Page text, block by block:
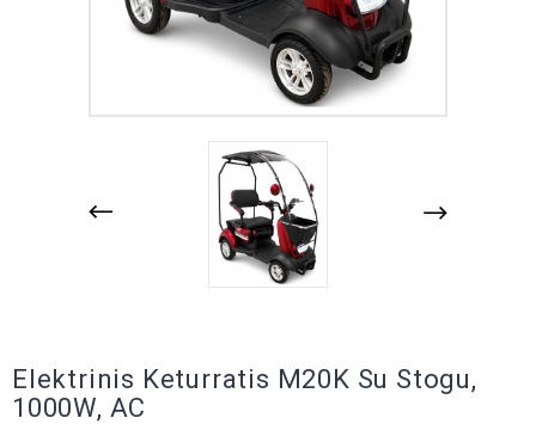
Elektrinis Keturratis M20K Su Stogu,
1000W, AC